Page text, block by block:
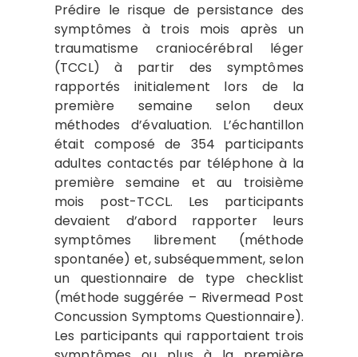
Prédire le risque de persistance des
symptômes à trois mois après un
traumatisme craniocérébral léger
(TCCL) à partir des symptômes
rapportés initialement lors de la
première semaine selon deux
méthodes d’évaluation. L’échantillon
était composé de 354 participants
adultes contactés par téléphone à la
première semaine et au troisième
mois post-TCCL. Les participants
devaient d’abord rapporter leurs
symptômes librement (méthode
spontanée) et, subséquemment, selon
un questionnaire de type checklist
(méthode suggérée – Rivermead Post
Concussion Symptoms Questionnaire).
Les participants qui rapportaient trois